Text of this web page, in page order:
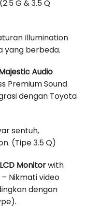
G & 3.5 Q
Illumination
yang berbeda.
Audio
Premium Sound
dengan Toyota
sentuh,
(Tipe 3.5 Q)
Monitorwith
Nikmati video
dengan